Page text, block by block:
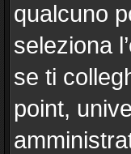
qualcuno
seleziona
se ti
point,